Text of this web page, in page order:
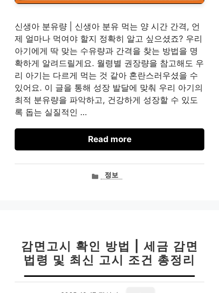
신생아 분유량 | 신생아 분유 먹는 양 시간 간격, 언
제 얼마나 먹여야 할지 정확히 알고 싶으셨죠? 우리
아기에게 딱 맞는 수유량과 간격을 찾는 방법을 명
확하게 알려드릴게요. 월령별 권장량을 참고해도 우
리 아기는 다르게 먹는 것 같아 혼란스러우셨을 수
있어요. 이 글을 통해 성장 발달에 맞춰 우리 아기의
최적 분유량을 파악하고, 건강하게 성장할 수 있도
록 돕는 실질적인 …
Read more
카정보
감면고시 확인 방법 | 세금 감면
법령 및 최신 고시 조건 총정리